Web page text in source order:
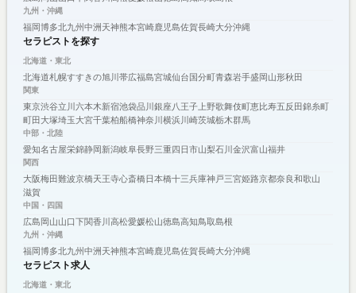
九州・沖縄
福岡博多北九州中洲 天神熊本宮崎鹿児島佐賀長崎大分沖縄
セラピストを探す
北海道・東北
北海道札幌すすきの旭川 帯広福島宮城仙台 国分町青森岩手盛岡山形秋田
関東
東京渋谷立川 六本木新宿池袋品川 銀座八王子上野歌舞伎町恵比寿五反田錦糸町
町田大塚埼玉大宮千葉柏船橋神奈川 横浜川崎茨城栃木群馬
中部・北陸
愛知名古屋栄錦静岡新潟岐阜長野三重四日市山梨石川 金沢富山福井
関西
大阪梅田難波京橋天王寺心斎橋日本橋十三兵庫神戸三宮姫路京都奈良和歌山
滋賀
中国・四国
広島 岡山山口下関香川 高松愛媛松山徳島高知鳥取島根
九州・沖縄
福岡博多北九州中洲 天神熊本宮崎鹿児島佐賀長崎大分沖縄
セラピスト求人
北海道・東北